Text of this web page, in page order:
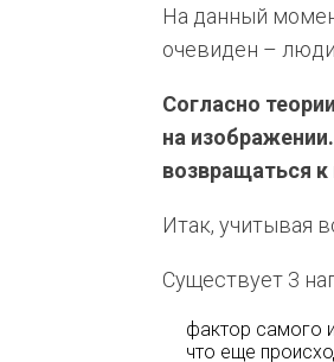
На данный
очевиден –
Согласно
на
возвращаться
Итак, учитывая
Существует 3
фактор самого
что еще